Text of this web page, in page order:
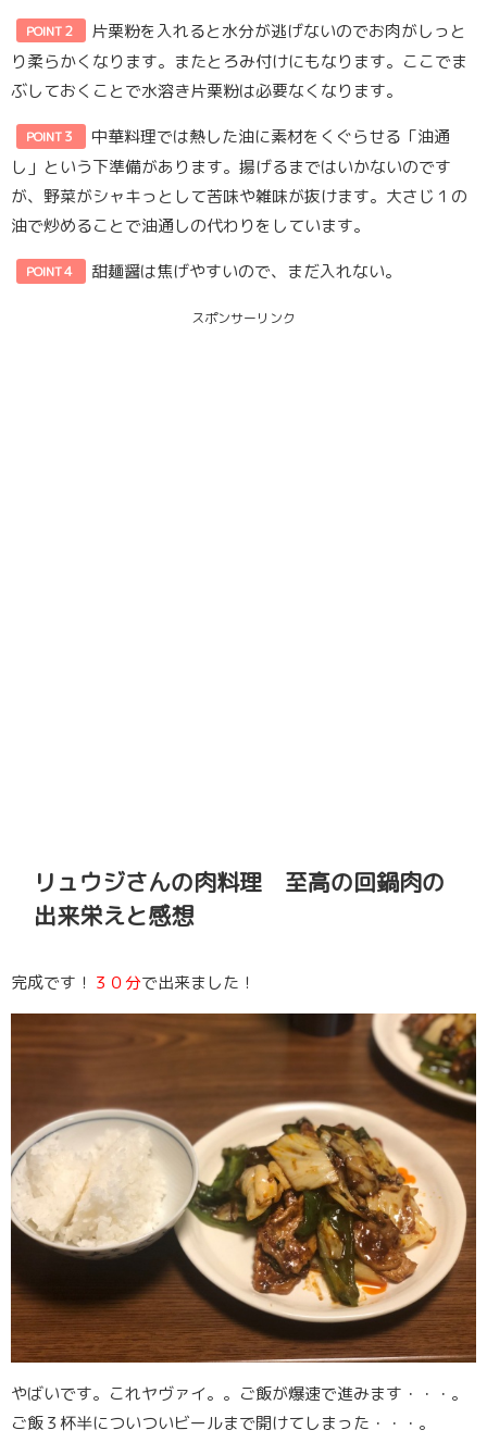
POINT２
片栗粉を入れると水分が逃げないのでお肉がしっと
り柔らかくなります。またとろみ付けにもなります。ここでま
ぶしておくことで水溶き片栗粉は必要なくなります。
POINT３
中華料理では熱した油に素材をくぐらせる「油通
し」という下準備があります。揚げるまではいかないのです
が、野菜がシャキっとして苦味や雑味が抜けます。大さじ１の
油で炒めることで油通しの代わりをしています。
POINT４ 甜麺醤は焦げやすいので、まだ入れない。
スポンサーリンク
リュウジさんの肉料理 至高の回鍋肉の
出来栄えと感想
完成です！ ３０分で出来ました！
やばいです。これヤヴァイ。。ご飯が爆速で進みます・・・。
ご飯３杯半についついビールまで開けてしまった・・・｡